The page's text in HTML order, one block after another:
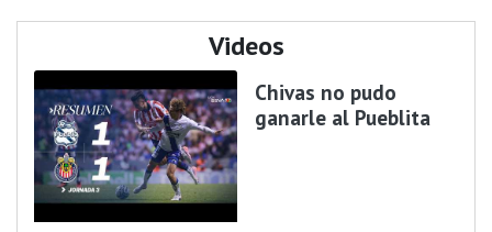
Videos
Chivas no pudo
ganarle al Pueblita